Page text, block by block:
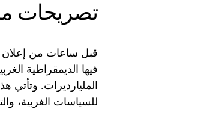
تصريحات
قبل ساعات من إعلان
فيها الديمقراطية
المليارديرات. وتأتي
للسياسات الغربية،